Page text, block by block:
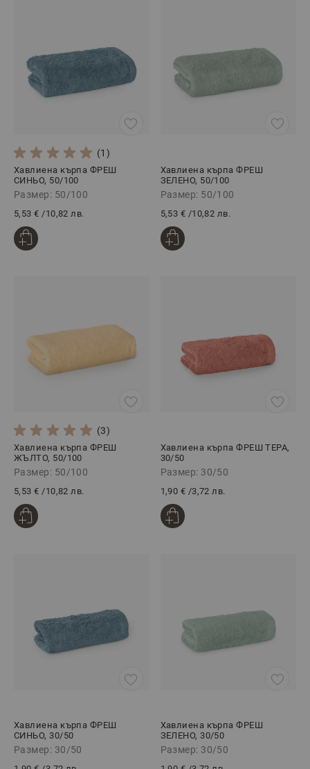
(1)
Хавлиена кърпа ФРЕШ
СИНЬО, 50/100
Размер: 50/100
5,53 € /10,82 лв.
Хавлиена кърпа ФРЕШ
ЗЕЛЕНО, 50/100
Размер: 50/100
5,53 € /10,82 лв.
(3)
Хавлиена кърпа ФРЕШ
ЖЪЛТО, 50/100
Размер: 50/100
5,53 € /10,82 лв.
Хавлиена кърпа ФРЕШ ТЕРА,
30/50
Размер: 30/50
1,90 € /3,72 лв.
Хавлиена кърпа ФРЕШ
СИНЬО, 30/50
Размер: 30/50
Хавлиена кърпа ФРЕШ
ЗЕЛЕНО, 30/50
Размер: 30/50